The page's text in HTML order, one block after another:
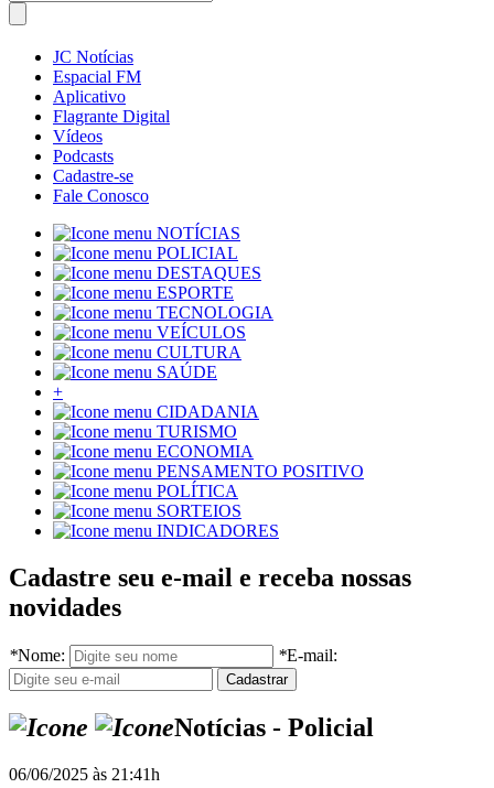
JC Notícias
Espacial FM
Aplicativo
Flagrante Digital
Vídeos
Podcasts
Cadastre-se
Fale Conosco
NOTÍCIAS
POLICIAL
DESTAQUES
ESPORTE
TECNOLOGIA
VEÍCULOS
CULTURA
SAÚDE
+
CIDADANIA
TURISMO
ECONOMIA
PENSAMENTO POSITIVO
POLÍTICA
SORTEIOS
INDICADORES
Cadastre seu e-mail e receba nossas
novidades
*Nome: *E-mail:
Notícias - Policial
06/06/2025 às 21:41h